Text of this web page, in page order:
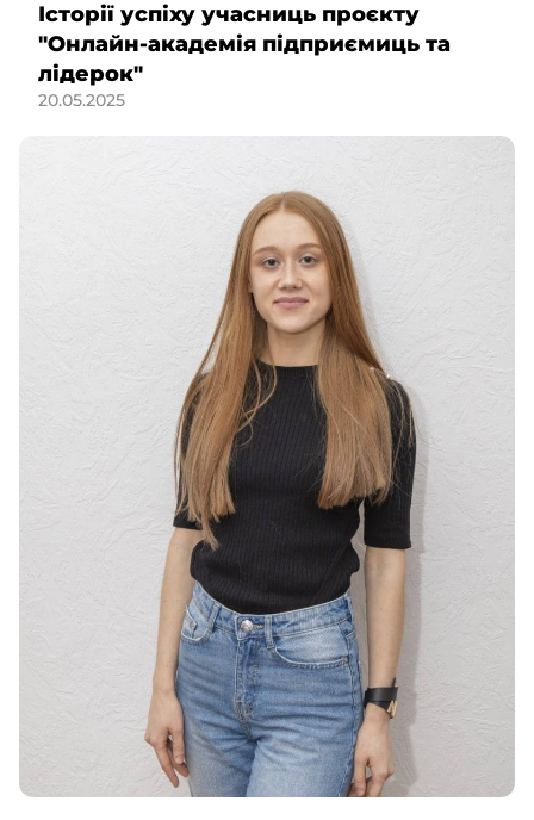
Історії успіху учасниць проєкту
"Онлайн-академія підприємиць та
лідерок"
20.05.2025